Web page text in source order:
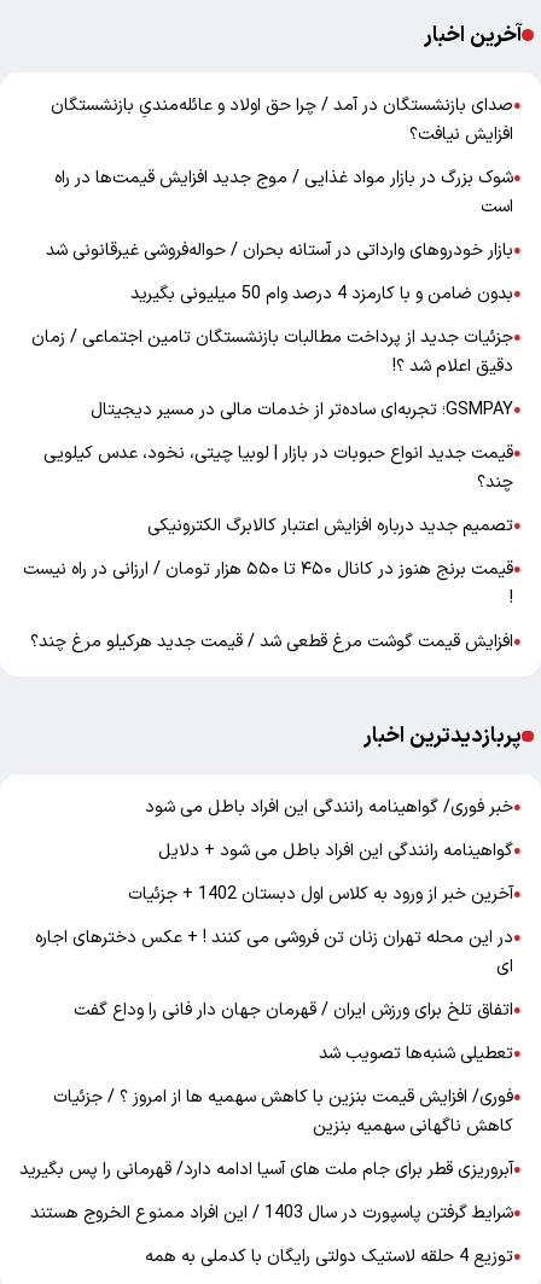
آخرین اخبار
●صدای بازنشستگان در آمد / چرا حق اولاد و عائله‌مندیِ بازنشستگان
افزایش نیافت؟
●شوک بزرگ در بازار مواد غذایی / موج جدید افزایش قیمت‌ها در راه
است
●بازار خودرو‌های وارداتی در آستانه بحران / حواله‌فروشی غیرقانونی شد
●بدون ضامن و با کارمزد 4 درصد وام 50 میلیونی بگیرید
●جزئیات جدید از پرداخت مطالبات بازنشستگان تامین اجتماعی / زمان
دقیق اعلام شد ؟!
●GSMPAY؛ تجربه‌ای ساده‌تر از خدمات مالی در مسیر دیجیتال
●قیمت جدید انواع حبوبات در بازار | لوبیا چیتی، نخود، عدس کیلویی
چند؟
●تصمیم جدید درباره افزایش اعتبار کالابرگ الکترونیکی
●
قیمت برنج هنوز در کانال ۴۵۰ تا ۵۵۰ هزار تومان / ارزانی در راه نیست
!
●افزایش قیمت گوشت مرغ قطعی شد / قیمت جدید هرکیلو مرغ چند؟
پربازدیدترین اخبار
●خبر فوری/ گواهینامه رانندگی این افراد باطل می شود
●گواهینامه رانندگی این افراد باطل می شود + دلایل
●آخرین خبر از ورود به کلاس اول دبستان 1402 + جزئیات
●در این محله تهران زنان تن فروشی می کنند ! + عکس دخترهای اجاره
ای
●اتفاق تلخ برای ورزش ایران / قهرمان جهان دار فانی را وداع گفت
●تعطیلی شنبه‌ها تصویب شد
●فوری/ افزایش قیمت بنزین با کاهش سهمیه ها از امروز ؟ / جزئیات
کاهش ناگهانی سهمیه بنزین
●آبروریزی قطر برای جام ملت های آسیا ادامه دارد/ قهرمانی را پس بگیرید
●شرایط گرفتن پاسپورت در سال 1403 / این افراد ممنوع الخروج هستند
●توزیع 4 حلقه لاستیک دولتی رایگان با کدملی به همه